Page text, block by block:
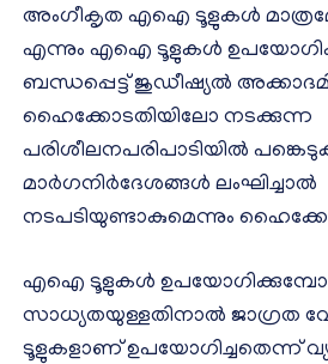
അംഗീകൃത എഐ ടൂളുകള്‍
എന്നും എഐ ടൂളുകള്‍
ബന്ധപ്പെട്ട് ജുഡീഷ്യല്‍
ഹൈക്കോടതിയിലോ നടക്കുന്ന
പരിശീലനപരിപാടിയില്‍
മാര്‍ഗനിര്‍ദേശങ്ങള്‍ ലംഘിച്ചാല്‍
നടപടിയുണ്ടാകുമെന്നും
എഐ ടൂളുകള്‍ ഉപയോഗിക്കുമ്പോള്‍
സാധ്യതയുള്ളതിനാല്‍ ജാഗ്രത
ടൂളുകളാണ് ഉപയോഗിച്ചതെന്ന്